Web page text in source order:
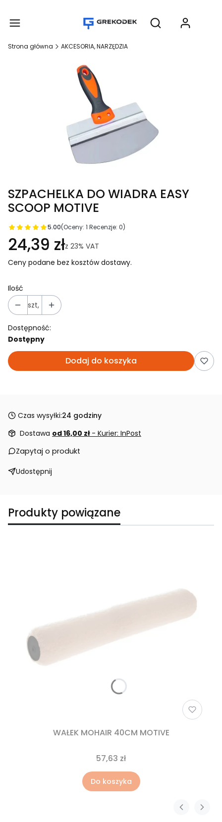
Otwórz
Strona główna AKCESORIA, NARZĘDZIA
SZPACHELKA DO WIADRA EASY
SCOOP MOTIVE
5.00(Oceny: 1 Recenzje: 0)
24,39 złz 23% VAT
Ceny podane bez kosztów dostawy.
Ilość
szt,
Dostępność:
Dostępny
Dodaj do koszyka
Czas wysyłki:24 godziny
Dostawa od 16,00 zł - Kurier: InPost
Zapytaj o produkt
Udostępnij
Produkty powiązane
WAŁEK MOHAIR 40CM MOTIVE
57,63 zł
Do koszyka